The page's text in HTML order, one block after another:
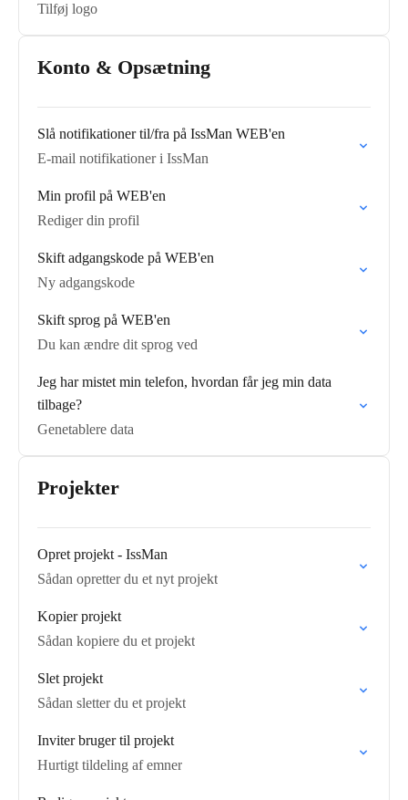
Tilføj logo
Konto & Opsætning
Slå notifikationer til/fra på IssMan WEB'en
E-mail notifikationer i IssMan
Min profil på WEB'en
Rediger din profil
Skift adgangskode på WEB'en
Ny adgangskode
Skift sprog på WEB'en
Du kan ændre dit sprog ved
Jeg har mistet min telefon, hvordan får jeg min data
tilbage?
Genetablere data
Projekter
Opret projekt - IssMan
Sådan opretter du et nyt projekt
Kopier projekt
Sådan kopiere du et projekt
Slet projekt
Sådan sletter du et projekt
Inviter bruger til projekt
Hurtigt tildeling af emner